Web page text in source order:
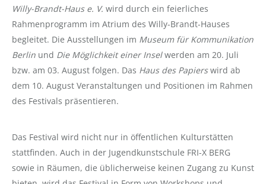
Willy-Brandt-Haus e. V. wird durch ein feierliches
Rahmenprogramm im Atrium des Willy-Brandt-Hauses
begleitet. Die Ausstellungen im Museum für Kommunikation
Berlin und Die Möglichkeit einer Inselwerden am 20. Juli
bzw. am 03. August folgen. Das Haus des Papierswird ab
dem 10. August Veranstaltungen und Positionen im Rahmen
des Festivals präsentieren.
Das Festival wird nicht nur in öffentlichen Kulturstätten
stattfinden. Auch in der Jugendkunstschule FRI-X BERG
sowie in Räumen, die üblicherweise keinen Zugang zu Kunst